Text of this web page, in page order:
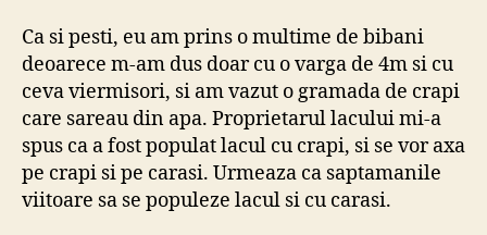
Ca si pesti, eu am prins o multime de bibani
deoarece m-am dus doar cu o varga de 4m si cu
ceva viermisori, si am vazut o gramada de crapi
care sareau din apa. Proprietarul lacului mi-a
spus ca a fost populat lacul cu crapi, si se vor axa
pe crapi si pe carasi. Urmeaza ca saptamanile
viitoare sa se populeze lacul si cu carasi.